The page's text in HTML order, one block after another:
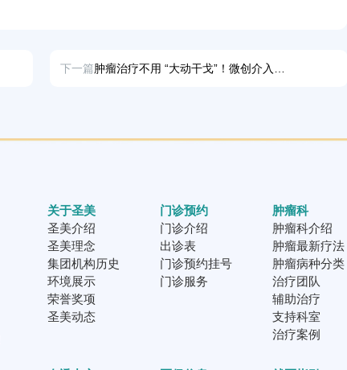
下一篇
关于圣美
圣美介绍
圣美理念
集团机构历史
环境展示
荣誉奖项
圣美动态
门诊预约
门诊介绍
出诊表
门诊预约挂号
门诊服务
肿瘤科
肿瘤科介绍
肿瘤最新疗法
肿瘤病种分类
治疗团队
辅助治疗
支持科室
治疗案例